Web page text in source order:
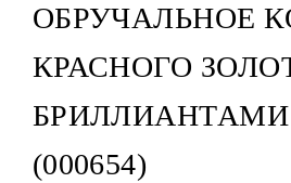
ОБРУЧАЛЬНОЕ
КРАСНОГО
БРИЛЛИАНТАМИ
(000654)